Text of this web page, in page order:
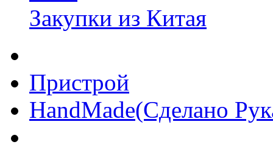
Закупки из Китая
Пристрой
HandMade(Сделано